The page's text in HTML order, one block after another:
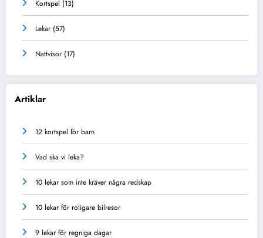
Kortspel (13)
Lekar (57)
Nattvisor (17)
Artiklar
12 kortspel för barn
Vad ska vi leka?
10 lekar som inte kräver några redskap
10 lekar för roligare bilresor
9 lekar för regniga dagar